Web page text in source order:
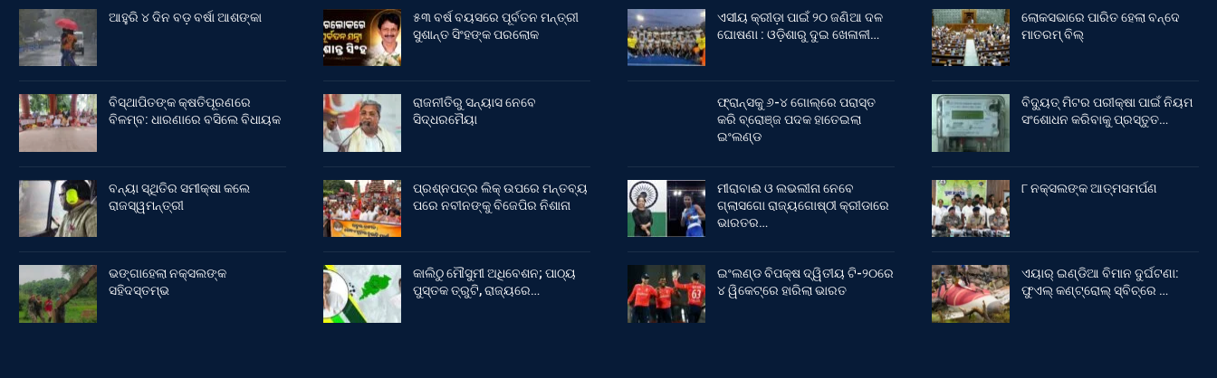
ଆହୁରି ୪ ଦିନ ବଡ଼ ବର୍ଷା ଆଶଙ୍କା
ବିସ୍ଥାପିତଙ୍କ କ୍ଷତିପୂରଣରେ
ବିଳମ୍ବ: ଧାରଣାରେ ବସିଲେ ବିଧାୟକ
ବନ୍ୟା ସ୍ଥିତିର ସମୀକ୍ଷା କଲେ
ରାଜସ୍ୱମନ୍ତ୍ରୀ
ଭଙ୍ଗାହେଲା ନକ୍ସଲଙ୍କ
ସହିଦସ୍ତମ୍ଭ
୫୩ ବର୍ଷ ବୟସରେ ପୂର୍ବତନ ମନ୍ତ୍ରୀ
ସୁଶାନ୍ତ ସିଂହଙ୍କ ପରଲୋକ
ରାଜନୀତିରୁ ସନ୍ୟାସ ନେବେ
ସିଦ୍ଧରମୈୟା
ପ୍ରଶ୍ନପତ୍ର ଲିକ୍ ଉପରେ ମନ୍ତବ୍ୟ
ପରେ ନବୀନଙ୍କୁ ବିଜେପିର ନିଶାନା
କାଲିଠୁ ମୌସୁମୀ ଅଧିବେଶନ; ପାଠ୍ୟ
ପୁସ୍ତକ ତ୍ରୁଟି, ରାଜ୍ୟରେ…
ଏସୀୟ କ୍ରୀଡ଼ା ପାଇଁ ୨୦ ଜଣିଆ ଦଳ
ଘୋଷଣା : ଓଡ଼ିଶାରୁ ଦୁଇ ଖେଳାଳୀ…
ଫ୍ରାନ୍ସକୁ ୬-୪ ଗୋଲ୍‌ରେ ପରାସ୍ତ
କରି ବ୍ରୋଞ୍ଜ ପଦକ ହାତେଇଲା
ଇଂଲଣ୍ଡ
ମୀରାବାଈ ଓ ଲଭଲୀନା ନେବେ
ଗ୍ଲାସଗୋ ରାଜ୍ୟଗୋଷ୍ଠୀ କ୍ରୀଡାରେ
ଭାରତର…
ଇଂଲଣ୍ଡ ବିପକ୍ଷ ଦ୍ୱିତୀୟ ଟି-୨୦ରେ
୪ ୱିକେଟ୍‌ରେ ହାରିଲା ଭାରତ
ଲୋକସଭାରେ ପାରିତ ହେଲା ବନ୍ଦେ
ମାତରମ୍‌ ବିଲ୍‌
ବିଦ୍ୟୁତ୍ ମିଟର ପରୀକ୍ଷା ପାଇଁ ନିୟମ
ସଂଶୋଧନ କରିବାକୁ ପ୍ରସ୍ତୁତ…
୮ ନକ୍ସଲଙ୍କ ଆତ୍ମସମର୍ପଣ
ଏୟାର୍ ଇଣ୍ଡିଆ ବିମାନ ଦୁର୍ଘଟଣା:
ଫୁଏଲ୍‌ କଣ୍ଟ୍ରୋଲ୍‌ ସ୍ବିଚ୍‌ରେ …